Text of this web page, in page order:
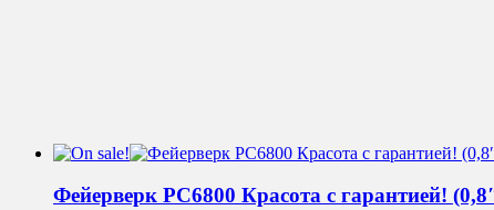
Фейерверк РС6800 Красота с гарантией!